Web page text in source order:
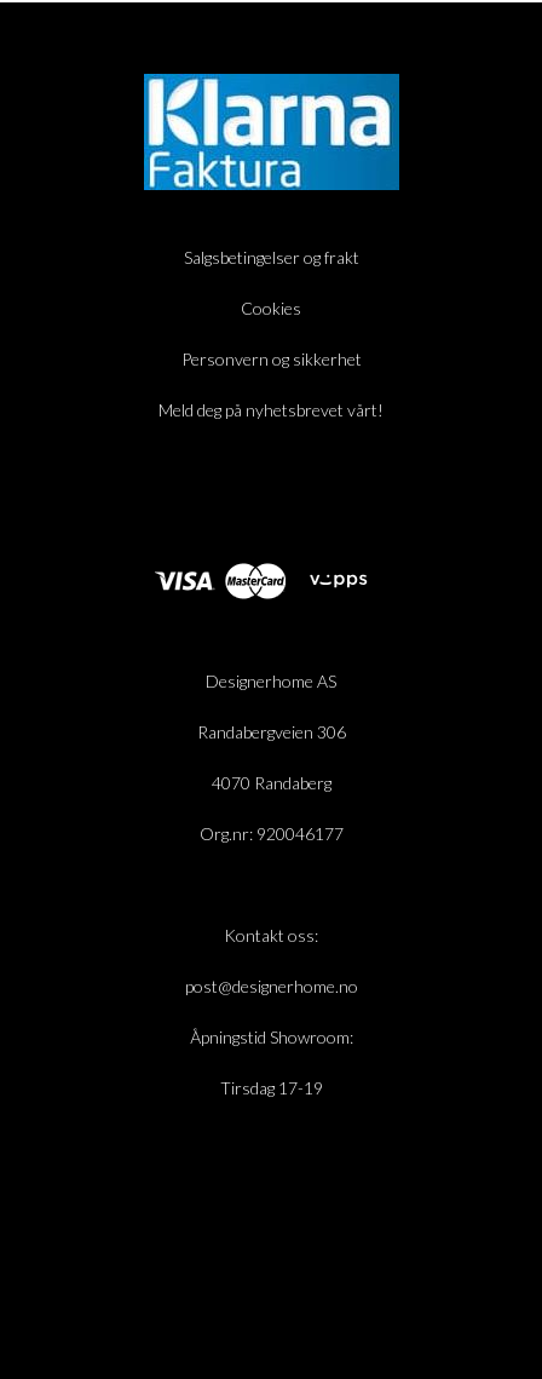
Salgsbetingelser og frakt
Cookies
Personvern og sikkerhet
Meld deg på nyhetsbrevet vårt!
Designerhome AS
Randabergveien 306
4070 Randaberg
Org.nr: 920046177
Kontakt oss:
post@designerhome.no
Åpningstid Showroom:
Tirsdag 17-19